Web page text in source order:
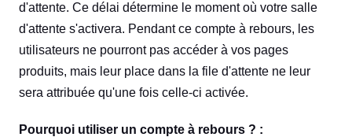
d'attente. Ce délai détermine le moment où votre salle
d'attente s'activera. Pendant ce compte à rebours, les
utilisateurs ne pourront pas accéder à vos pages
produits, mais leur place dans la file d'attente ne leur
sera attribuée qu'une fois celle-ci activée.
Pourquoi utiliser un compte à rebours ? :